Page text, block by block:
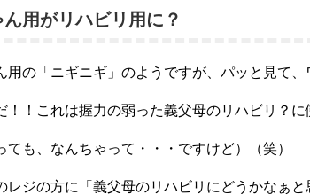
用がリハビリ用に？
用の「ニギニギ」のようですが、パッと見て、
！！これは握力の弱った義父母のリハビリ？に
ても、なんちゃって・・・ですけど）（笑）
レジの方に「義父母のリハビリにどうかなぁ